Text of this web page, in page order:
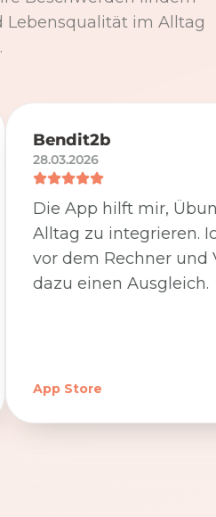
im Alltag
Bendit2b
28.03.2026
Die App hilft mir,
Alltag zu integrieren.
vor dem Rechner und
dazu einen Ausgleich.
App Store